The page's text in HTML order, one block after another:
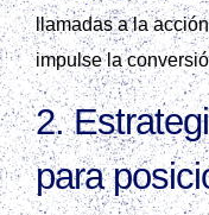
llamadas a la
impulse la
2.
para